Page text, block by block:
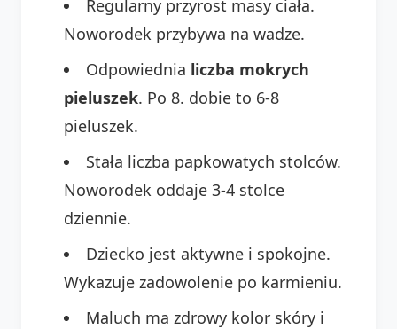
Regularny przyrost masy ciała.
Noworodek przybywa na wadze.
Odpowiednia liczba mokrych
pieluszek. Po 8. dobie to 6-8
pieluszek.
Stała liczba papkowatych stolców.
Noworodek oddaje 3-4 stolce
dziennie.
Dziecko jest aktywne i spokojne.
Wykazuje zadowolenie po karmieniu.
Maluch ma zdrowy kolor skóry i